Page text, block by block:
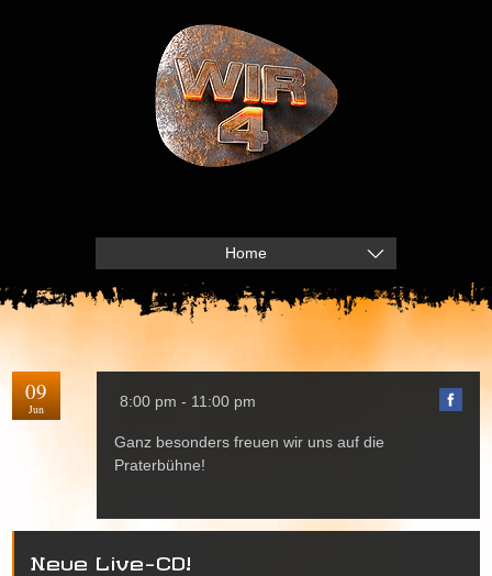
Home
09
Jun 8:00 pm - 11:00 pm
Ganz besonders freuen wir uns auf die
Praterbühne!
Neue Live-CD!